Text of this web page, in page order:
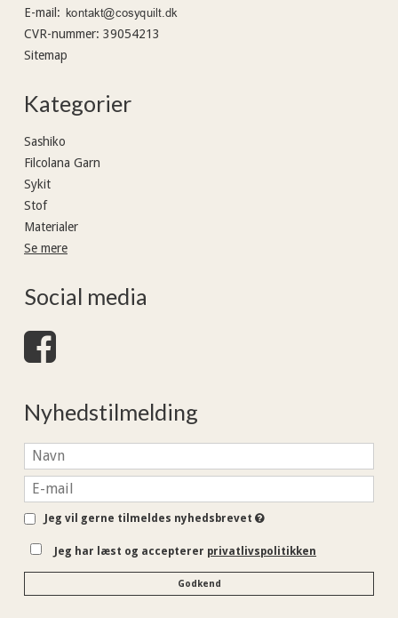
E-mail :
CVR-nummer: 39054213
Sitemap
Kategorier
Sashiko
Filcolana Garn
Sykit
Stof
Materialer
Se mere
Social media
Nyhedstilmelding
Jeg vil gerne tilmeldes nyhedsbrevet
Jeg har læst og accepterer privatlivspolitikken
Godkend